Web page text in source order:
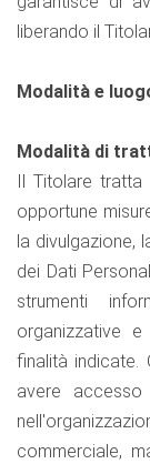
liberando il
Modalità e
Modalità di
Il Titolare tratta
opportune
la divulgazione,
dei Dati
strumenti
organizzative
finalità indicate.
avere
commerciale,